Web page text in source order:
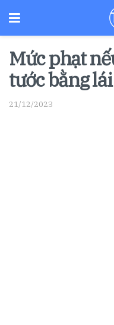
Mức phạt
tước bằng lái
21/12/2023